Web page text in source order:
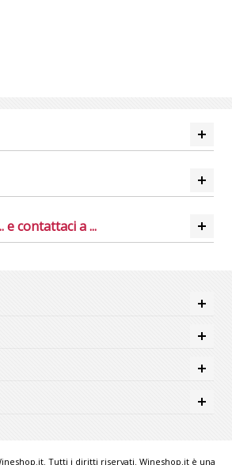
e contattaci a ...
Tutti i diritti riservati. Wineshop.it è una